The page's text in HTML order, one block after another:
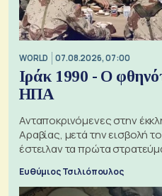
WORLD 07.08.2026, 07:00
Ιράκ 1990 - Ο
ΗΠΑ
Ανταποκρινόμενες στην
Αραβίας, μετά την εισβολή
έστειλαν τα πρώτα
πόλεμο της ιστορίας τους
Ευθύμιος Τσιλιόπουλος